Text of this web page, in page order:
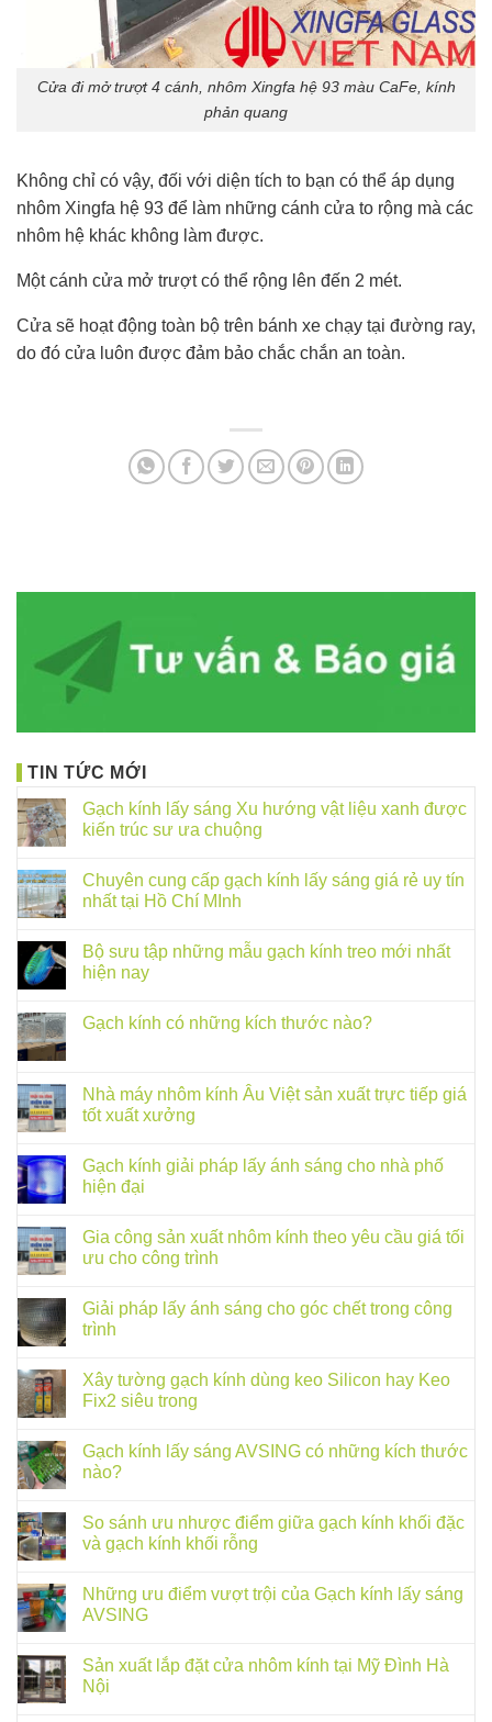
Cửa đi mở trượt 4 cánh, nhôm Xingfa hệ 93 màu CaFe, kính
phản quang
Không chỉ có vậy, đối với diện tích to bạn có thể áp dụng
nhôm Xingfa hệ 93 để làm những cánh cửa to rộng mà các
nhôm hệ khác không làm được.
Một cánh cửa mở trượt có thể rộng lên đến 2 mét.
Cửa sẽ hoạt động toàn bộ trên bánh xe chạy tại đường ray,
do đó cửa luôn được đảm bảo chắc chắn an toàn.
TIN TỨC MỚI
Gạch kính lấy sáng Xu hướng vật liệu xanh được
kiến trúc sư ưa chuộng
Chuyên cung cấp gạch kính lấy sáng giá rẻ uy tín
nhất tại Hồ Chí MInh
Bộ sưu tập những mẫu gạch kính treo mới nhất
hiện nay
Gạch kính có những kích thước nào?
Nhà máy nhôm kính Âu Việt sản xuất trực tiếp giá
tốt xuất xưởng
Gạch kính giải pháp lấy ánh sáng cho nhà phố
hiện đại
Gia công sản xuất nhôm kính theo yêu cầu giá tối
ưu cho công trình
Giải pháp lấy ánh sáng cho góc chết trong công
trình
Xây tường gạch kính dùng keo Silicon hay Keo
Fix2 siêu trong
Gạch kính lấy sáng AVSING có những kích thước
nào?
So sánh ưu nhược điểm giữa gạch kính khối đặc
và gạch kính khối rỗng
Những ưu điểm vượt trội của Gạch kính lấy sáng
AVSING
Sản xuất lắp đặt cửa nhôm kính tại Mỹ Đình Hà
Nội